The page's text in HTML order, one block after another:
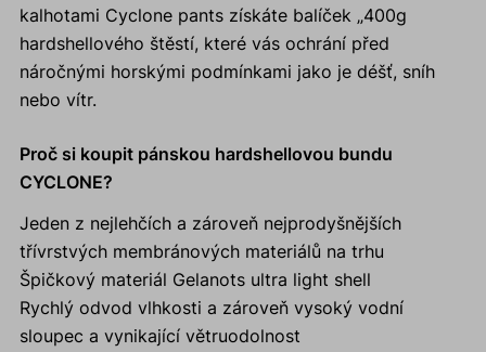
kalhotami Cyclone pants získáte balíček „400g
hardshellového štěstí, které vás ochrání před
náročnými horskými podmínkami jako je déšť, sníh
nebo vítr.
Proč si koupit pánskou hardshellovou bundu
CYCLONE?
Jeden z nejlehčích a zároveň nejprodyšnějších
třívrstvých membránových materiálů na trhu
Špičkový materiál Gelanots ultra light shell
Rychlý odvod vlhkosti a zároveň vysoký vodní
sloupec a vynikající větruodolnost